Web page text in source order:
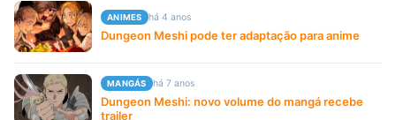
ANIMES há 4 anos
Dungeon Meshi pode ter adaptação para anime
MANGÁS há 7 anos
Dungeon Meshi: novo volume do mangá recebe
trailer